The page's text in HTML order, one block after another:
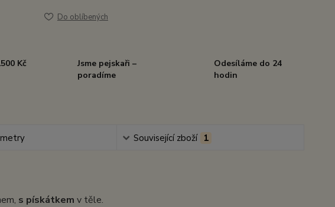
Do oblíbených
Kč
Jsme pejskaři –
poradíme
Odesíláme do 24
hodin
Související zboží 1
s pískátkem v těle.